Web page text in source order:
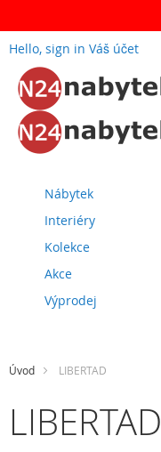
Hello, sign in Váš účet
Nábytek
Interiéry
Kolekce
Akce
Výprodej
Úvod LIBERTAD
LIBERTAD